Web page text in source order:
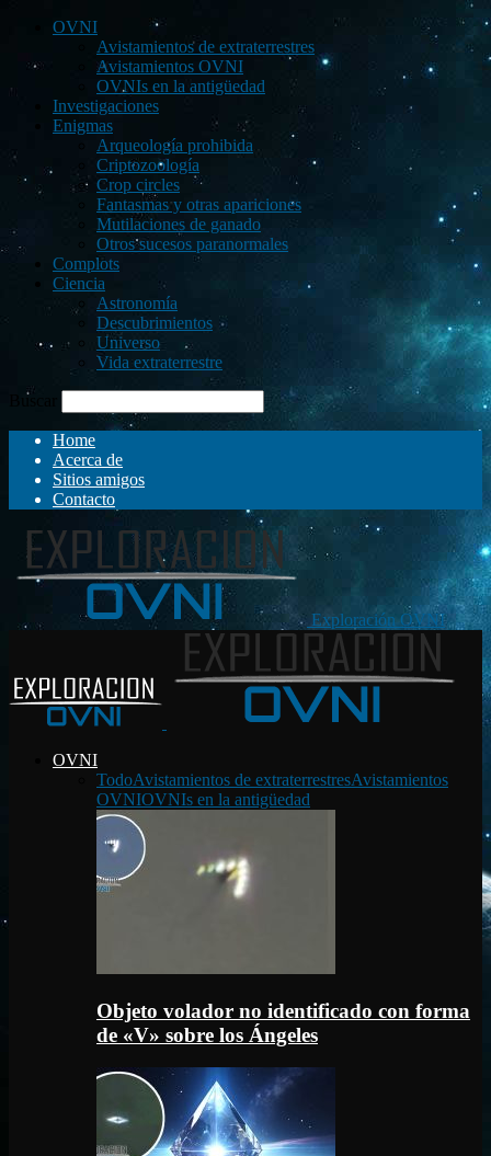
OVNI
Avistamientos de extraterrestres
Avistamientos OVNI
OVNIs en la antigüedad
Investigaciones
Enigmas
Arqueología prohibida
Criptozoología
Crop circles
Fantasmas y otras apariciones
Mutilaciones de ganado
Otros sucesos paranormales
Complots
Ciencia
Astronomía
Descubrimientos
Universo
Vida extraterrestre
Buscar
Home
Acerca de
Sitios amigos
Contacto
Exploración OVNI
OVNI
TodoAvistamientos de extraterrestresAvistamientos
OVNIOVNIs en la antigüedad
Objeto volador no identificado con forma
de «V» sobre los Ángeles